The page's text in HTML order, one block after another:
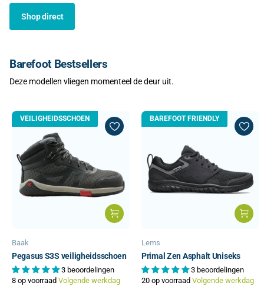
Shop direct
Barefoot Bestsellers
Deze modellen vliegen momenteel de deur uit.
VEILIGHEIDSSCHOEN
Baak
Pegasus S3S veiligheidsschoen
3 beoordelingen
8 op voorraad Volgende werkdag
BAREFOOT FRIENDLY
Lems
Primal Zen Asphalt Uniseks
3 beoordelingen
20 op voorraad Volgende werkdag